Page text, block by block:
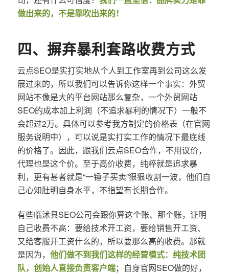
做出来的，不是靠吹出来的！
四、摒弃暴利套路收费方式
云点SEO是实打实地从个人到工作室再到公司这么发
展过来的，所以我们可以告诉你这样一个事实：外贸
网站不像是大的平台网站那么复杂，一个外贸网站
SEO的成本加上利润（不追求暴利的情况下）一般不
会超过2万。具体可以参考我方制定的价格表（在官网
服务说明中），可以说是实打实工作的情况下最底线
的价格了。因此，跟我们云点SEO合作，不用议价，
代理也是这个价。至于高价收费，纯粹就是追求暴
利，更有甚者就是“一锤子买卖”狠狠收割一波，他们自
己心知肚明自身水平，不指望有长期合作。
有些临沭县SEO公司会跟你算这个账、那个账，证明
自己收费不高：要给技术开工资，要给销售开工资、
又给客服开工资什么的，所以要那么高的收费。那就
是因为， 他们做不到我们这样的经营模式：纯技术团
队，创始人直接负责客户端；自身官网SEO做的好，